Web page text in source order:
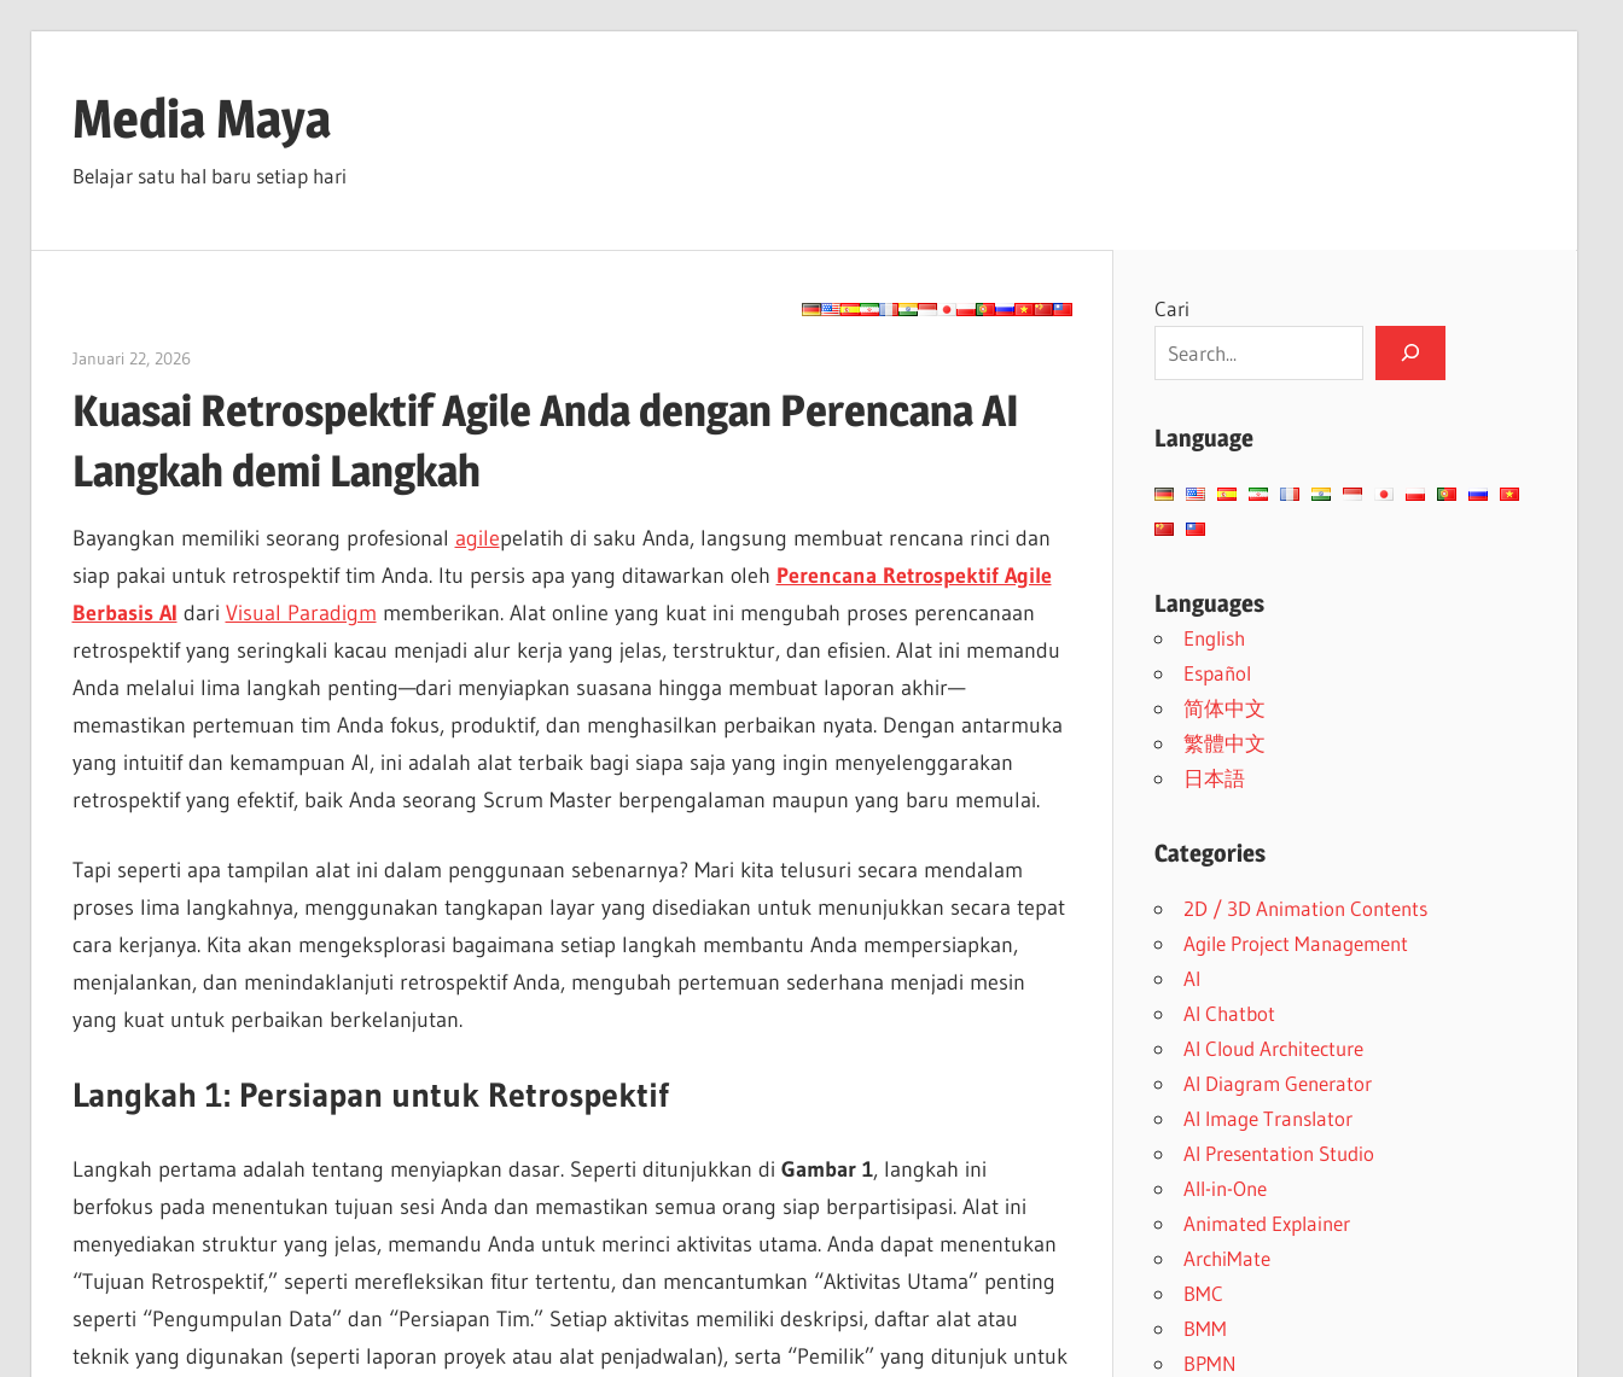
contentMedia Maya
Belajar satu hal baru setiap hari
Januari 22, 2026vpadmin
Kuasai Retrospektif Agile Anda dengan Perencana AI
Langkah demi Langkah
Bayangkan memiliki seorang profesional agilepelatih di saku Anda, langsung membuat rencana rinci dan
siap pakai untuk retrospektif tim Anda. Itu persis apa yang ditawarkan oleh Perencana Retrospektif Agile
Berbasis AI dari Visual Paradigm memberikan. Alat online yang kuat ini mengubah proses perencanaan
retrospektif yang seringkali kacau menjadi alur kerja yang jelas, terstruktur, dan efisien. Alat ini memandu
Anda melalui lima langkah penting—dari menyiapkan suasana hingga membuat laporan akhir—
memastikan pertemuan tim Anda fokus, produktif, dan menghasilkan perbaikan nyata. Dengan antarmuka
yang intuitif dan kemampuan AI, ini adalah alat terbaik bagi siapa saja yang ingin menyelenggarakan
retrospektif yang efektif, baik Anda seorang Scrum Master berpengalaman maupun yang baru memulai.
Tapi seperti apa tampilan alat ini dalam penggunaan sebenarnya? Mari kita telusuri secara mendalam
proses lima langkahnya, menggunakan tangkapan layar yang disediakan untuk menunjukkan secara tepat
cara kerjanya. Kita akan mengeksplorasi bagaimana setiap langkah membantu Anda mempersiapkan,
menjalankan, dan menindaklanjuti retrospektif Anda, mengubah pertemuan sederhana menjadi mesin
yang kuat untuk perbaikan berkelanjutan.
Langkah 1: Persiapan untuk Retrospektif
Langkah pertama adalah tentang menyiapkan dasar. Seperti ditunjukkan di Gambar 1, langkah ini
berfokus pada menentukan tujuan sesi Anda dan memastikan semua orang siap berpartisipasi. Alat ini
menyediakan struktur yang jelas, memandu Anda untuk merinci aktivitas utama. Anda dapat menentukan
“Tujuan Retrospektif,” seperti merefleksikan fitur tertentu, dan mencantumkan “Aktivitas Utama” penting
seperti “Pengumpulan Data” dan “Persiapan Tim.” Setiap aktivitas memiliki deskripsi, daftar alat atau
teknik yang digunakan (seperti laporan proyek atau alat penjadwalan), serta “Pemilik” yang ditunjuk untuk
Cari
Language
Languages
English
Español
简体中文
繁體中文
日本語
Categories
2D / 3D Animation Contents
Agile Project Management
AI
AI Chatbot
AI Cloud Architecture
AI Diagram Generator
AI Image Translator
AI Presentation Studio
All-in-One
Animated Explainer
ArchiMate
BMC
BMM
BPMN